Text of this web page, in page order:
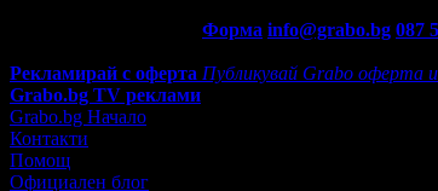
Форма info@grabo.bg 087
Рекламирай с оферта Публикувай Grabo оферта и
Grabo.bg TV реклами
Grabo.bg Начало
Контакти
Помощ
Официален блог